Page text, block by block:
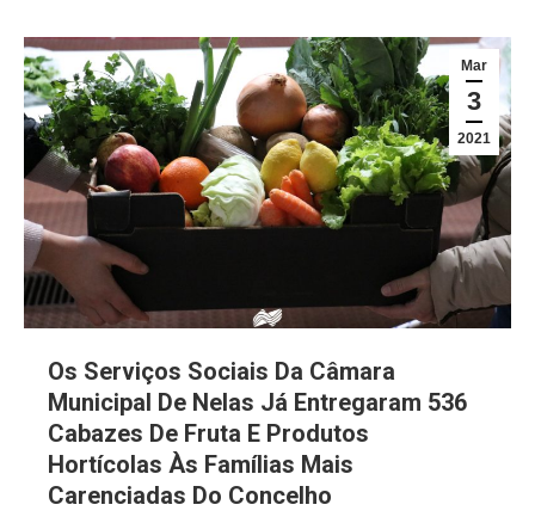
Mar
3
2021
Os Serviços Sociais Da Câmara
Municipal De Nelas Já Entregaram 536
Cabazes De Fruta E Produtos
Hortícolas Às Famílias Mais
Carenciadas Do Concelho